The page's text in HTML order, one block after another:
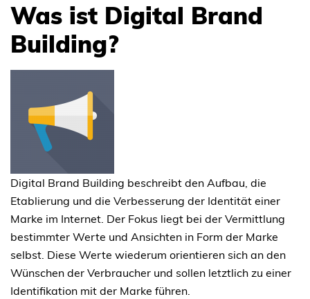
Was ist Digital Brand
Building?
Digital Brand Building beschreibt den Aufbau, die
Etablierung und die Verbesserung der Identität einer
Marke im Internet. Der Fokus liegt bei der Vermittlung
bestimmter Werte und Ansichten in Form der Marke
selbst. Diese Werte wiederum orientieren sich an den
Wünschen der Verbraucher und sollen letztlich zu einer
Identifikation mit der Marke führen.